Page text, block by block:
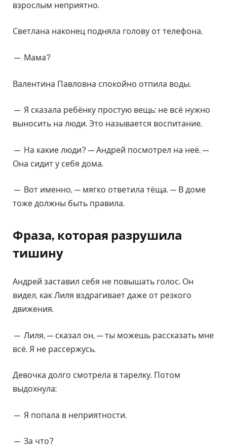
взрослым неприятно.
Светлана наконец подняла голову от телефона.
— Мама?
Валентина Павловна спокойно отпила воды.
— Я сказала ребёнку простую вещь: не всё нужно
выносить на люди. Это называется воспитание.
— На какие люди? — Андрей посмотрел на неё. —
Она сидит у себя дома.
— Вот именно, — мягко ответила тёща. — В доме
тоже должны быть правила.
Фраза, которая разрушила
тишину
Андрей заставил себя не повышать голос. Он
видел, как Лиля вздрагивает даже от резкого
движения.
— Лиля, — сказал он, — ты можешь рассказать мне
всё. Я не рассержусь.
Девочка долго смотрела в тарелку. Потом
выдохнула:
— Я попала в неприятности.
— За что?